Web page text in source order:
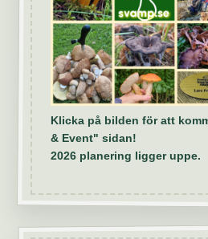
Klicka på bilden för att
& Event" sidan!
2026 planering ligger uppe.